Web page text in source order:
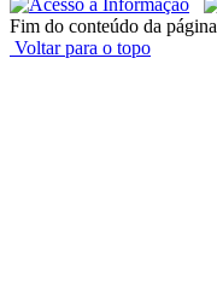
Fim do conteúdo da página
Voltar para o topo